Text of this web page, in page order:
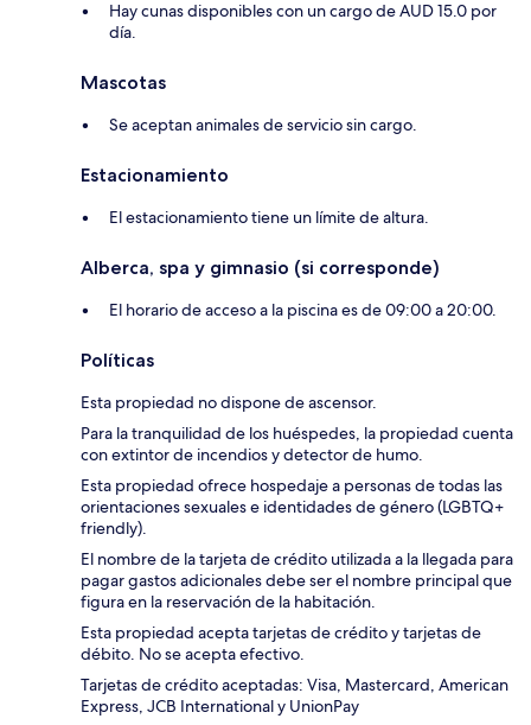
Hay cunas disponibles con un cargo de AUD 15.0 por
día.
Mascotas
Se aceptan animales de servicio sin cargo.
Estacionamiento
El estacionamiento tiene un límite de altura.
Alberca, spa y gimnasio (si corresponde)
El horario de acceso a la piscina es de 09:00 a 20:00.
Políticas
Esta propiedad no dispone de ascensor.
Para la tranquilidad de los huéspedes, la propiedad cuenta
con extintor de incendios y detector de humo.
Esta propiedad ofrece hospedaje a personas de todas las
orientaciones sexuales e identidades de género (LGBTQ+
friendly).
El nombre de la tarjeta de crédito utilizada a la llegada para
pagar gastos adicionales debe ser el nombre principal que
figura en la reservación de la habitación.
Esta propiedad acepta tarjetas de crédito y tarjetas de
débito. No se acepta efectivo.
Tarjetas de crédito aceptadas: Visa, Mastercard, American
Express, JCB International y UnionPay